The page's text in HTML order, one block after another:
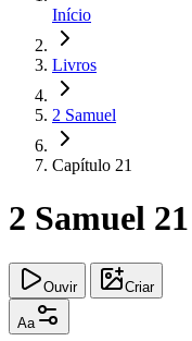
Início
Livros
2 Samuel
Capítulo 21
2 Samuel 21
Ouvir Criar
Aa